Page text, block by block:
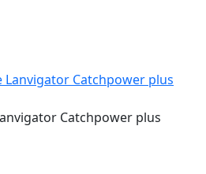
Catchpower plus